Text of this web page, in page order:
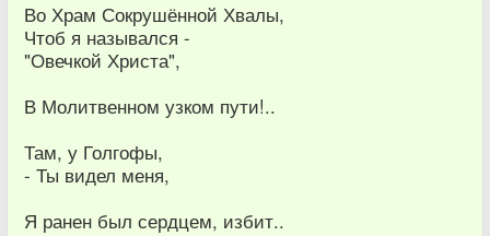
Во Храм Сокрушённой Хвалы,
Чтоб я назывался -
"Овечкой Христа",
В Молитвенном узком пути!..
Там, у Голгофы,
- Ты видел меня,
Я ранен был сердцем, избит..